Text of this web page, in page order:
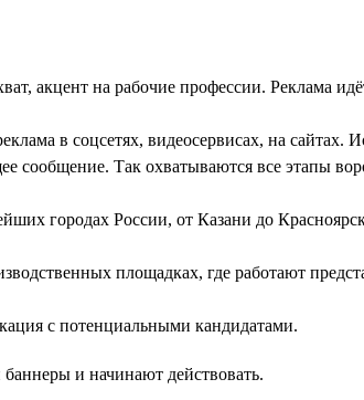
акцент на рабочие профессии. Реклама
в соцсетях, видеосервисах, на
сообщение. Так охватываются все этапы
городах России, от Казани до
площадках, где работают
с потенциальными кандидатами.
и начинают действовать.